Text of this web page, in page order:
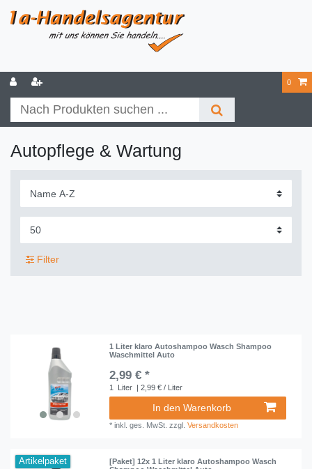
0
Autopflege & Wartung
Filter
1 Liter klaro Autoshampoo Wasch Shampoo
Waschmittel Auto
2,99 € *
1 Liter | 2,99 € / Liter
In den Warenkorb
*inkl. ges. MwSt. zzgl.Versandkosten
Artikelpaket
[Paket] 12x 1 Liter klaro Autoshampoo Wasch